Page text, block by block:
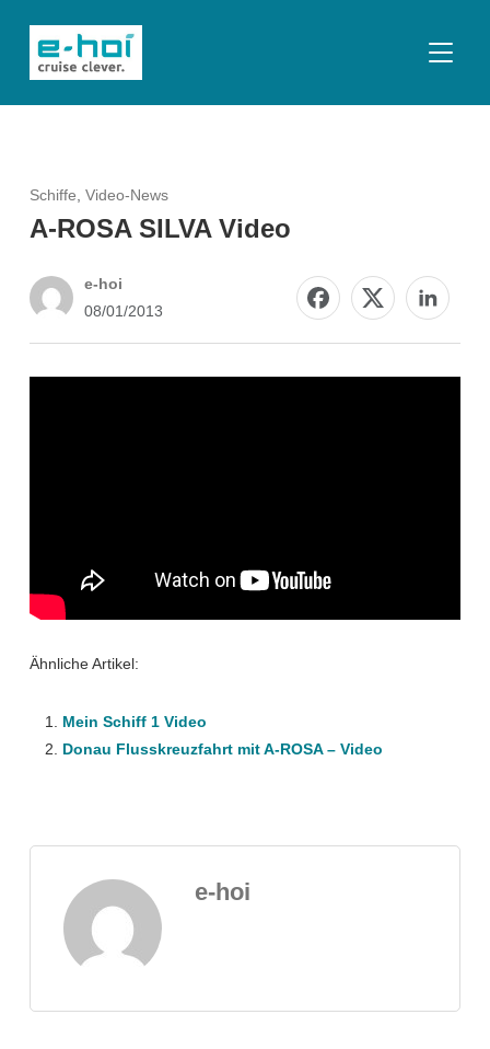
Schiffe Video-News
A-ROSA SILVA Video
e-hoi
08/01/2013
Ähnliche Artikel:
Mein Schiff 1 Video
Donau Flusskreuzfahrt mit A-ROSA – Video
e-hoi